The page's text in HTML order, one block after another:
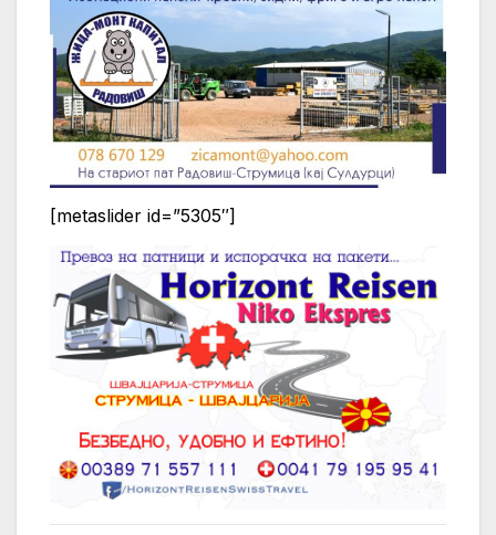
[metaslider id=”5305″]